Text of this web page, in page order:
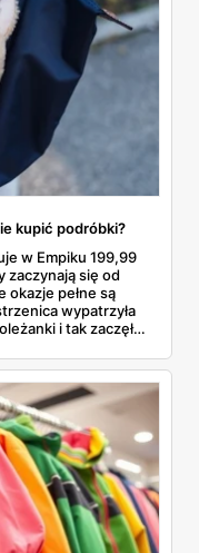
kupić podróbki?
w Empiku 199,99
zaczynają się od
okazje pełne są
wypatrzyła
i tak zaczęło
nie wciska nam
dowiedziałam —